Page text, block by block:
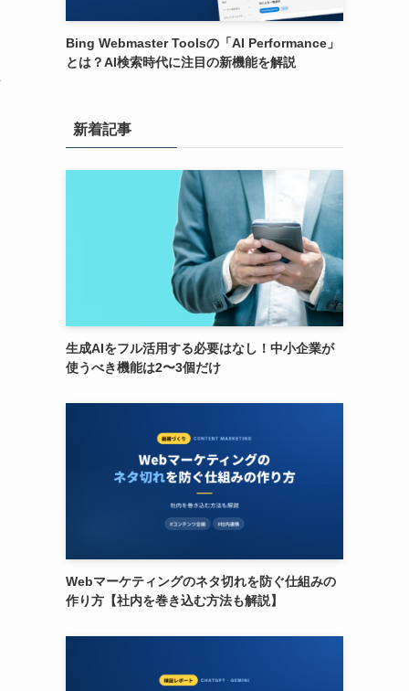
Bing Webmaster Toolsの「AI Performance」
とは？AI検索時代に注目の新機能を解説
新着記事
生成AIをフル活用する必要はなし！中小企業が
使うべき機能は2〜3個だけ
Webマーケティングのネタ切れを防ぐ仕組みの
作り方【社内を巻き込む方法も解説】